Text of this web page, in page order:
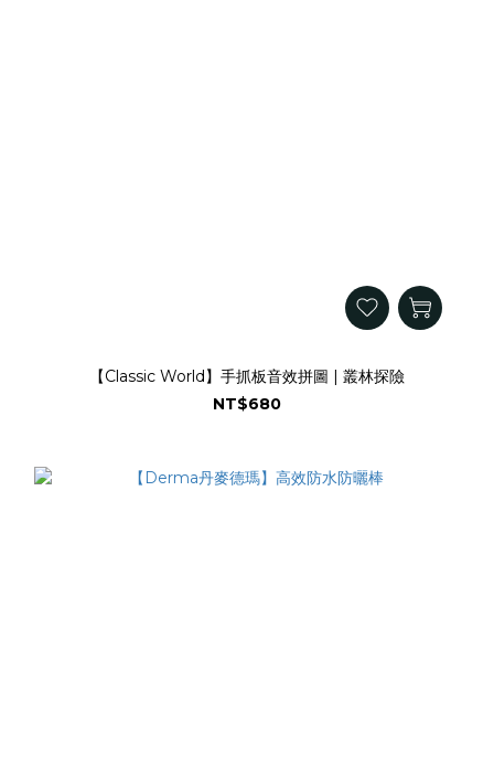
【Classic World】手抓板音效拼圖 | 叢林探險
NT$680